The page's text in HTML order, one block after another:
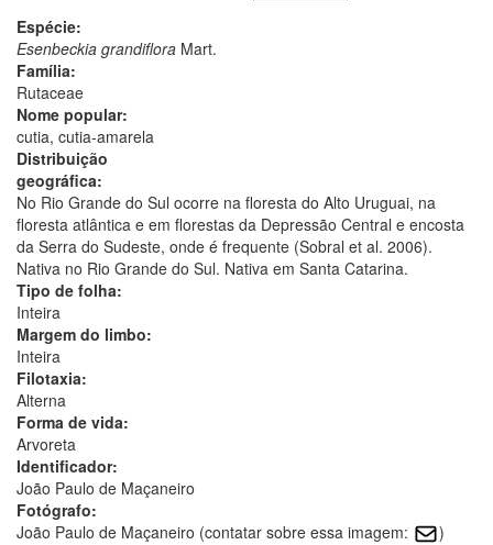
Espécie:
Esenbeckia grandiflora Mart.
Família:
Rutaceae
Nome popular:
cutia, cutia-amarela
Distribuição
geográfica:
No Rio Grande do Sul ocorre na floresta do Alto Uruguai, na
floresta atlântica e em florestas da Depressão Central e encosta
da Serra do Sudeste, onde é frequente (Sobral et al. 2006).
Nativa no Rio Grande do Sul. Nativa em Santa Catarina.
Tipo de folha:
Inteira
Margem do limbo:
Inteira
Filotaxia:
Alterna
Forma de vida:
Arvoreta
Identificador:
João Paulo de Maçaneiro
Fotógrafo:
João Paulo de Maçaneiro (contatar sobre essa imagem:
)